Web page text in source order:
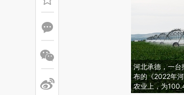
河北承德，一台
布的《2022年
农业上，为